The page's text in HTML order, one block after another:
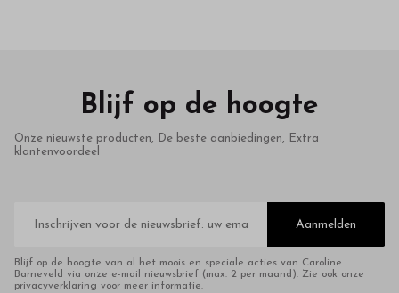
Blijf op de hoogte
Onze nieuwste producten, De beste aanbiedingen, Extra
klantenvoordeel
mailadres
Aanmelden
Blijf op de hoogte van al het moois en speciale acties van Caroline
Barneveld via onze e-mail nieuwsbrief (max. 2 per maand). Zie ook onze
privacyverklaring voor meer informatie.